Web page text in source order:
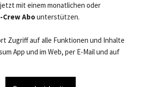
mit einem monatlichen oder
Crew Abounterstützen.
Zugriff auf alle Funktionen und Inhalte
App und im Web, per E-Mail und auf